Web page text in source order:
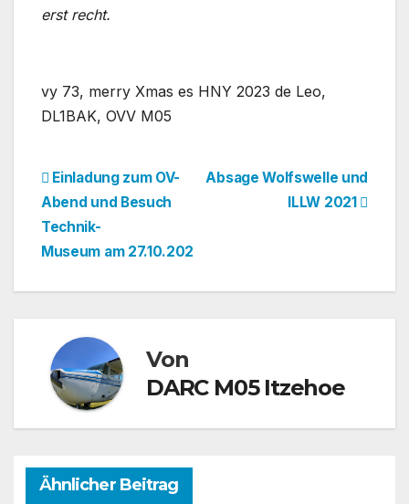
erst recht.
vy 73, merry Xmas es HNY 2023 de Leo,
DL1BAK, OVV M05
Beitragsnavigation
Absage Wolfswelle und
ILLW 2021
Einladung zum OV-
Abend und Besuch
Technik-
Museum am 27.10.202
Von
DARC M05 Itzehoe
Ähnlicher Beitrag